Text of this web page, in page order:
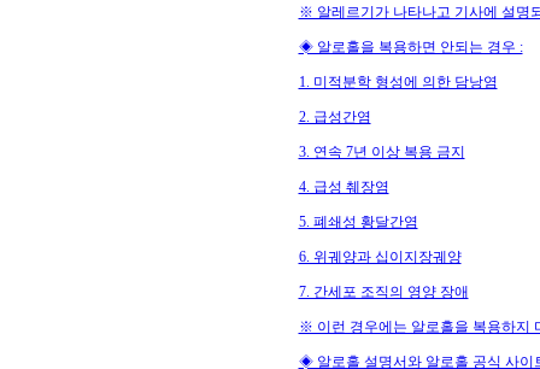
※ 알레르기가 나타나고 기사에 설명
◈ 알로홀을 복용하면 안되는 경우 :
1. 미적분학 형성에 의한 담낭염
2. 급성간염
3. 연속 7년 이상 복용 금지
4. 급성 췌장염
5. 폐쇄성 황달간염
6. 위궤양과 십이지장궤양
7. 간세포 조직의 영양 장애
※ 이런 경우에는 알로홀을 복용하지
◈ 알로홀 설명서와 알로홀 공식 사이